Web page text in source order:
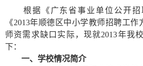
根据《广东省事业单位公开
《2013年顺德区中小学教师招聘工
师资需求缺口实际，现就2013年我
下：
一、学校情况简介